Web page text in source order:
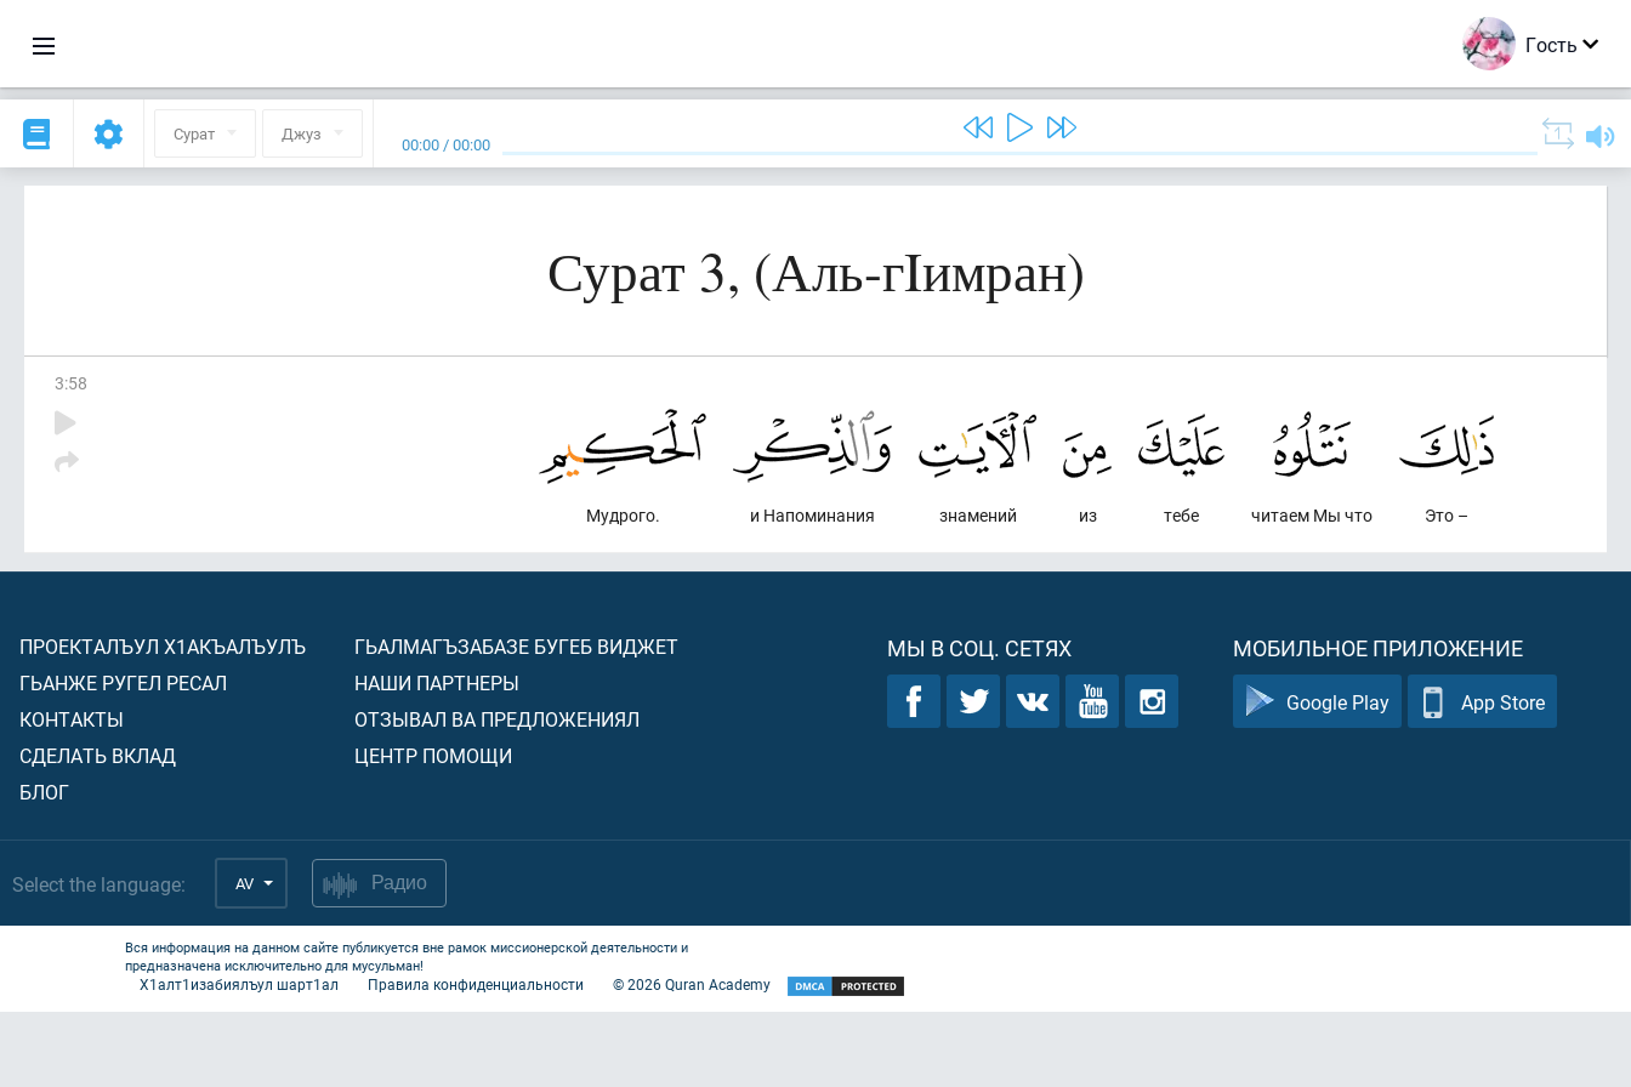
Гость
Сурат Джуз 00:00 /00:00
Сурат 3, (Аль-гIимран)
3:58
Это –
читаем Мы что
тебе
из
знамений
и Напоминания
Мудрого.
ПРОЕКТАЛЪУЛ Х1АКЪАЛЪУЛЪ
ГЬАНЖЕ РУГЕЛ РЕСАЛ
КОНТАКТЫ
СДЕЛАТЬ ВКЛАД
БЛОГ
ГЬАЛМАГЪЗАБАЗЕ БУГЕБ ВИДЖЕТ
НАШИ ПАРТНЕРЫ
ОТЗЫВАЛ ВА ПРЕДЛОЖЕНИЯЛ
ЦЕНТР ПОМОЩИ
МЫ В СОЦ. СЕТЯХ МОБИЛЬНОЕ ПРИЛОЖЕНИЕ
Google Play App Store
Select the language: AV Радио
Вся информация на данном сайте публикуется вне рамок миссионерской деятельности и
предназначена исключительно для мусульман!
Х1алт1изабиялъул шарт1ал Правила конфиденциальности ©2026Quran Academy